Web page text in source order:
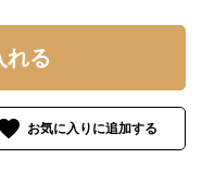
れる